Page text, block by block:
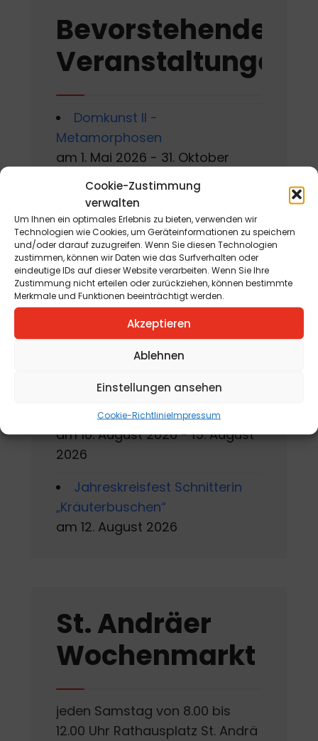
Cookie-Zustimmung
verwalten
Um Ihnen ein optimales Erlebnis zu bieten, verwenden wir
Technologien wie Cookies, um Geräteinformationen zu speichern
und/oder darauf zuzugreifen. Wenn Sie diesen Technologien
zustimmen, können wir Daten wie das Surfverhalten oder
eindeutige IDs auf dieser Website verarbeiten. Wenn Sie Ihre
Zustimmung nicht erteilen oder zurückziehen, können bestimmte
Merkmale und Funktionen beeinträchtigt werden.
Akzeptieren
Ablehnen
Einstellungen ansehen
Cookie-RichtlinieImpressum
Bevorstehende
Veranstaltungen
Domkunst II -
Metamorphosen
am 1. Mai 2026 - 31. Oktober
Ausstellungseröffnung mit
Manfred Fabi, Christian Jaritz
und Werner Steinhauser
am 6. August 2026
Gackern 2026
am 7. August 2026 - 16. August
2026
Kärntner Kindermalschule in St.
am 10. August 2026 - 15. August
2026
Jahreskreisfest Schnitterin
„Kräuterbuschen“
am 12. August 2026
St. Andräer
Wochenmarkt
jeden Samstag von 8.00 bis
12.00 Uhr Rathausplatz St. Andrä